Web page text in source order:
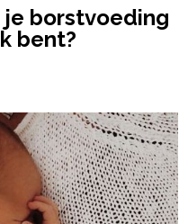
borstvoeding
bent?